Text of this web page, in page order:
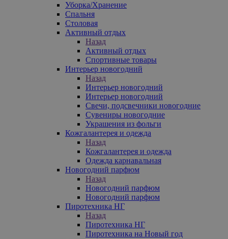
Уборка/Хранение
Спальня
Столовая
Активный отдых
Назад
Активный отдых
Спортивные товары
Интерьер новогодний
Назад
Интерьер новогодний
Интерьер новогодний
Свечи, подсвечники новогодние
Сувениры новогодние
Украшения из фольги
Кожгалантерея и одежда
Назад
Кожгалантерея и одежда
Одежда карнавальная
Новогодний парфюм
Назад
Новогодний парфюм
Новогодний парфюм
Пиротехника НГ
Назад
Пиротехника НГ
Пиротехника на Новый год